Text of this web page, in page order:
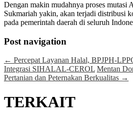
Dengan makin mudahnya proses mutasi
Sukmariah yakin, akan terjadi distribusi
pada pemerintah daerah di seluruh
Post navigation
← Percepat Layanan Halal, BPJPH-
Integrasi SIHALAL-CEROL Mentan
Pertanian dan Peternakan Berkualitas →
TERKAIT